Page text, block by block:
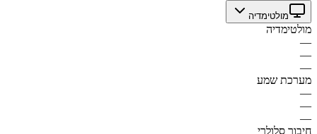
מולטימדיה
מולטימדיה
—
—
—
מערכת שמע
—
—
—
חיבור סלולרי